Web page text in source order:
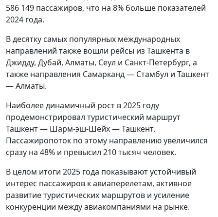
586 149 пассажиров, что на 8% больше показателей
2024 года.
В десятку самых популярных международных
направлений также вошли рейсы из Ташкента в
Джидду, Дубай, Алматы, Сеул и Санкт-Петербург, а
также направления Самарканд — Стамбул и Ташкент
— Алматы.
Наиболее динамичный рост в 2025 году
продемонстрировал туристический маршрут
Ташкент — Шарм-эш-Шейх — Ташкент.
Пассажиропоток по этому направлению увеличился
сразу на 48% и превысил 210 тысяч человек.
В целом итоги 2025 года показывают устойчивый
интерес пассажиров к авиаперелетам, активное
развитие туристических маршрутов и усиление
конкуренции между авиакомпаниями на рынке.